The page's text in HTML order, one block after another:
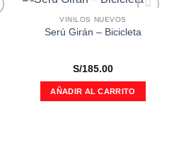
a la
VINILOS NUEVOS
Serú Girán – Bicicleta
S/185.00
AÑADIR AL CARRITO